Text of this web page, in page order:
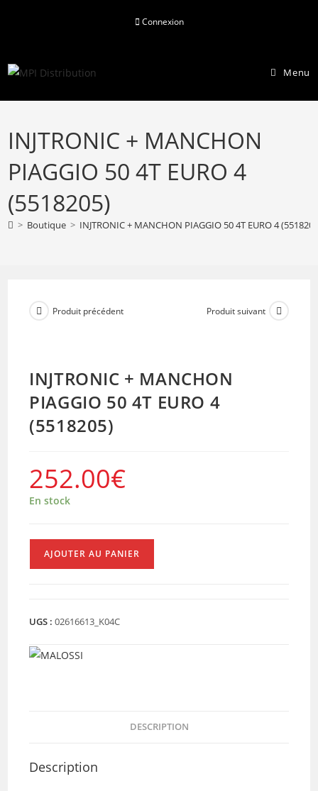
Connexion
Menu
INJTRONIC + MANCHON
PIAGGIO 50 4T EURO 4
(5518205)
> Boutique > INJTRONIC + MANCHON PIAGGIO 50 4T EURO 4
Produit précédent Produit suivant
INJTRONIC + MANCHON
PIAGGIO 50 4T EURO 4
(5518205)
252.00€
En stock
MANCHON
50
AJOUTER AU PANIER
UGS :02616613_K04C
DESCRIPTION
Description